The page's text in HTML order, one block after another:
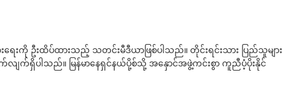
ေးကို ဦးထိပ်ထားသည့် သတင်းမီဒီယာဖြစ်ပါသည်။ တိုင်းရင်းသား ပြည်သူများ
က်လျက်ရှိပါသည်။ မြန်မာနေရှင်နယ်ပို့စ်သို့ အနှောင်အဖွဲ့ကင်းစွာ ကူညီပံ့ပိုးနိုင်